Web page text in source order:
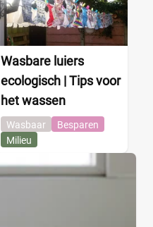
Wasbare luiers
ecologisch | Tips voor
het wassen
Wasbaar
Besparen
Milieu